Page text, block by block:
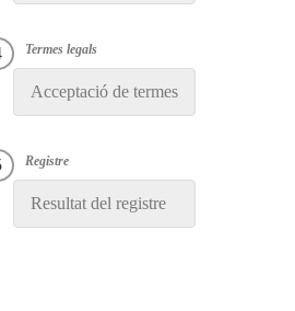
Acceptació de termes
Resultat del registre